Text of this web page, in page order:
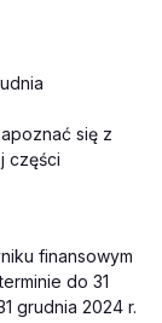
się z
części
finansowym
do 31
grudnia 2024 r.